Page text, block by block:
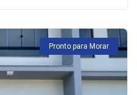
Pronto para Morar